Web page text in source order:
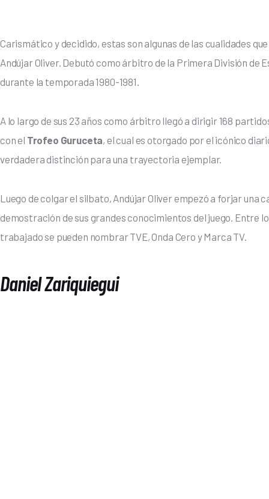
Carismático y decidido, estas son algunas de las cualidades
Andújar Oliver. Debutó como árbitro de la Primera División de
durante la temporada 1980-1981.
A lo largo de sus 23 años como árbitro llegó a dirigir 168
con el Trofeo Guruceta, el cual es otorgado por el icónico
verdadera distinción para una trayectoria ejemplar.
Luego de colgar el silbato, Andújar Oliver empezó a forjar
demostración de sus grandes conocimientos del juego. Entre
trabajado se pueden nombrar TVE, Onda Cero y Marca TV.
Daniel Zariquiegui